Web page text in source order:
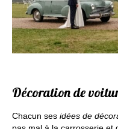
Décoration de
Chacun ses idées de